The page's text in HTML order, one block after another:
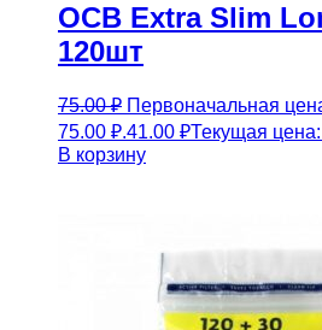
OCB Extra Slim
120шт
75.00₽ Первоначальная
75.00 ₽.41.00 ₽Текущая
В корзину